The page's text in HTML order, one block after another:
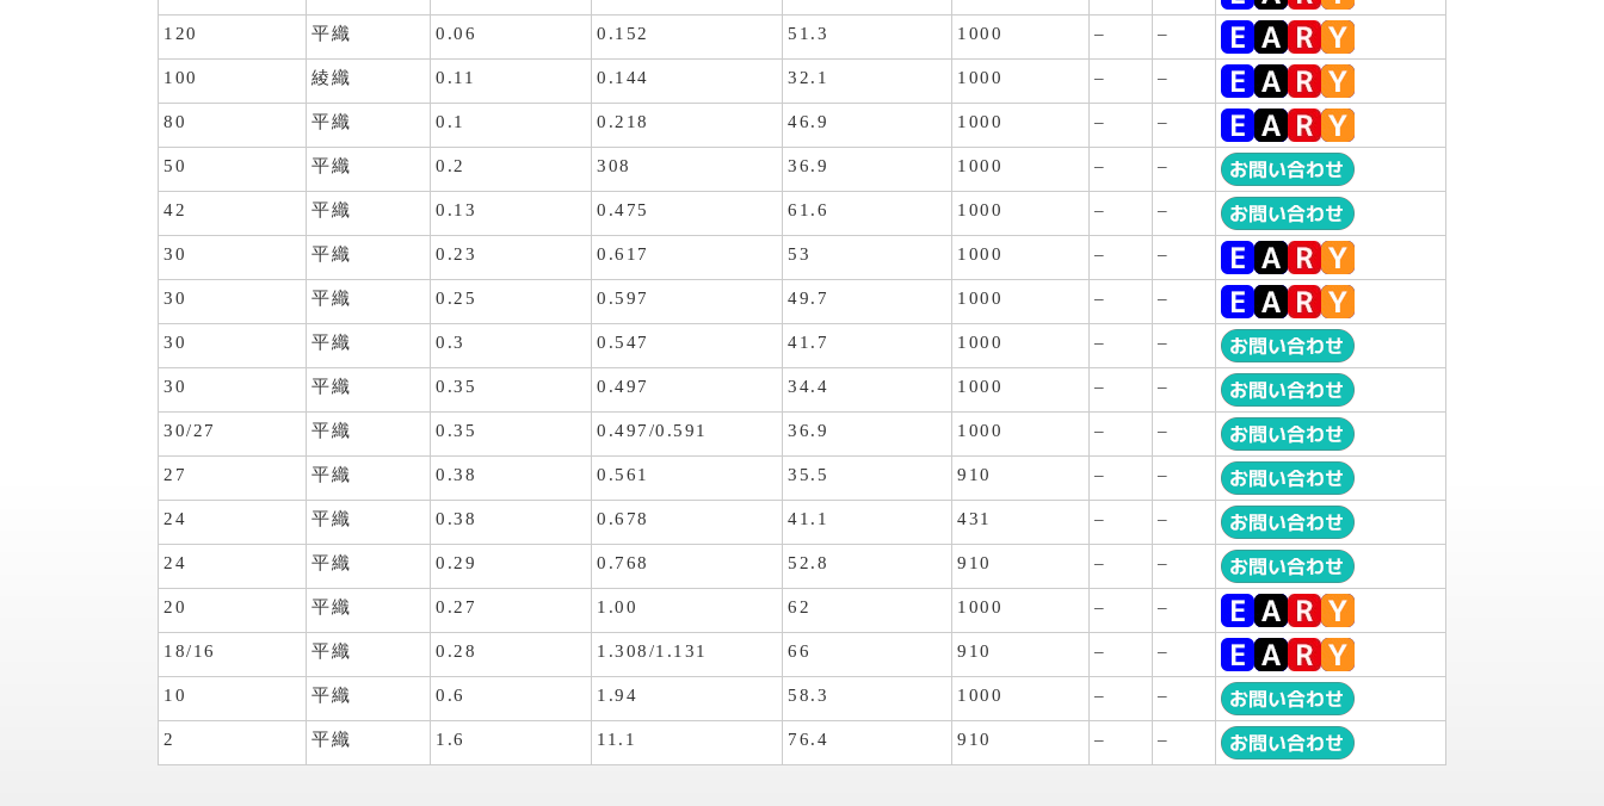
120 平織 0.06 0.152 51.3 1000 – –
100 綾織 0.11 0.144 32.1 1000 – –
80 平織 0.1 0.218 46.9 1000 – –
50 平織 0.2 308 36.9 1000 – –
42 平織 0.13 0.475 61.6 1000 – –
30 平織 0.23 0.617 53 1000 – –
30 平織 0.25 0.597 49.7 1000 – –
30 平織 0.3 0.547 41.7 1000 – –
30 平織 0.35 0.497 34.4 1000 – –
30/27 平織 0.35 0.497/0.591 36.9 1000 – –
27 平織 0.38 0.561 35.5 910 – –
24 平織 0.38 0.678 41.1 431 – –
24 平織 0.29 0.768 52.8 910 – –
20 平織 0.27 1.00 62 1000 – –
18/16 平織 0.28 1.308/1.131 66 910 – –
10 平織 0.6 1.94 58.3 1000 – –
2 平織 1.6 11.1 76.4 910 – –